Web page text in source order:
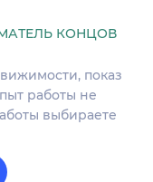
КОНЦОВ
показ
работы не
выбираете